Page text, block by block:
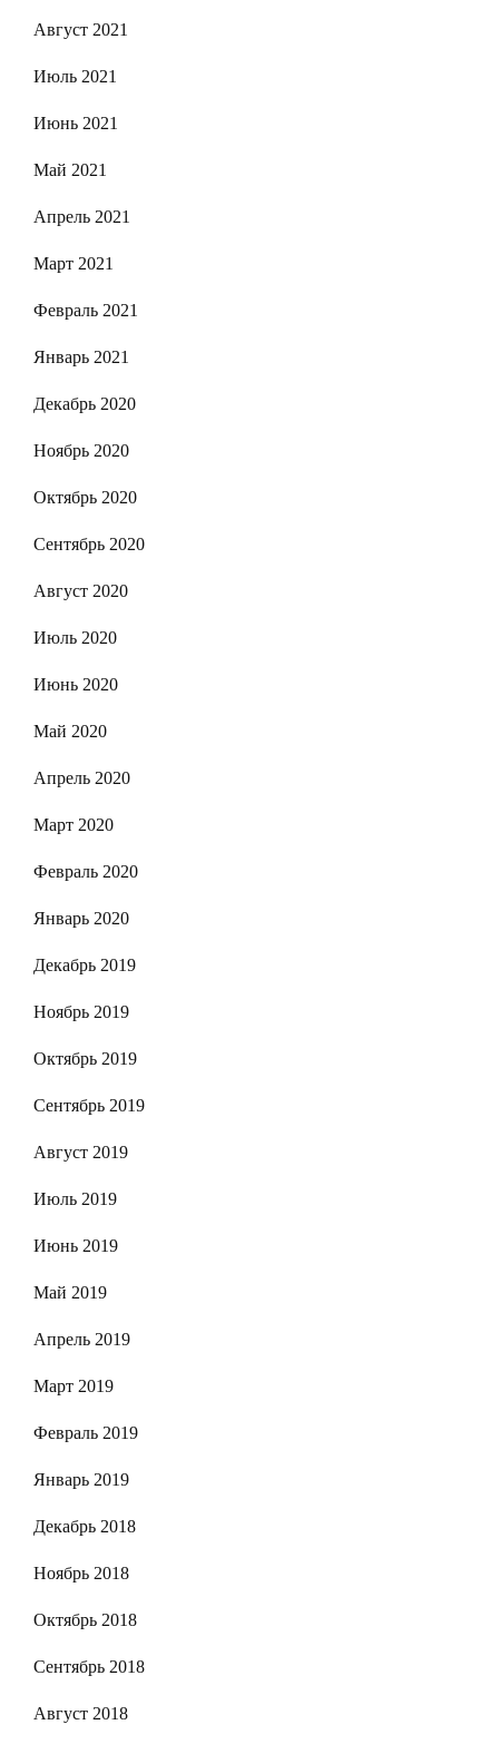
Август 2021
Июль 2021
Июнь 2021
Май 2021
Апрель 2021
Март 2021
Февраль 2021
Январь 2021
Декабрь 2020
Ноябрь 2020
Октябрь 2020
Сентябрь 2020
Август 2020
Июль 2020
Июнь 2020
Май 2020
Апрель 2020
Март 2020
Февраль 2020
Январь 2020
Декабрь 2019
Ноябрь 2019
Октябрь 2019
Сентябрь 2019
Август 2019
Июль 2019
Июнь 2019
Май 2019
Апрель 2019
Март 2019
Февраль 2019
Январь 2019
Декабрь 2018
Ноябрь 2018
Октябрь 2018
Сентябрь 2018
Август 2018